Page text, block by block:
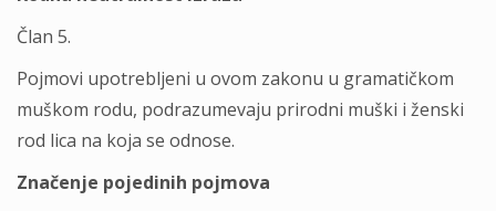
Član 5.
Pojmovi upotreblјeni u ovom zakonu u gramatičkom
muškom rodu, podrazumevaju prirodni muški i ženski
rod lica na koja se odnose.
Značenje pojedinih pojmova